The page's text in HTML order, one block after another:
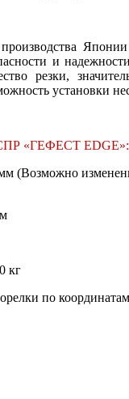
Японии
и
резки,
установки
СПР «ГЕФЕСТ EDGE»:
(Возможно
кг
по